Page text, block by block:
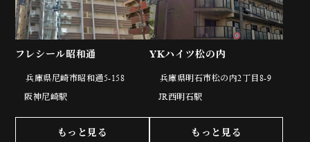
フレシール昭和通
兵庫県尼崎市昭和通5-158
阪神尼崎駅
もっと見る
YKハイツ松の内
兵庫県明石市松の内2丁目8-9
JR西明石駅
もっと見る